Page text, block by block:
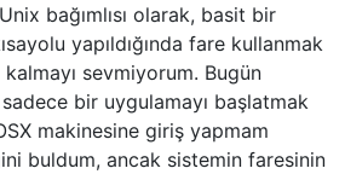
bağımlısı olarak, basit bir
yapıldığında fare kullanmak
sevmiyorum. Bugün
bir uygulamayı başlatmak
makinesine giriş yapmam
buldum, ancak sistemin faresinin